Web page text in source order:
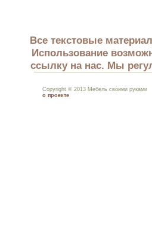
Все текстовые
Использование
ссылку на нас. Мы
Copyright © 2013 Мебель своими руками
о проекте